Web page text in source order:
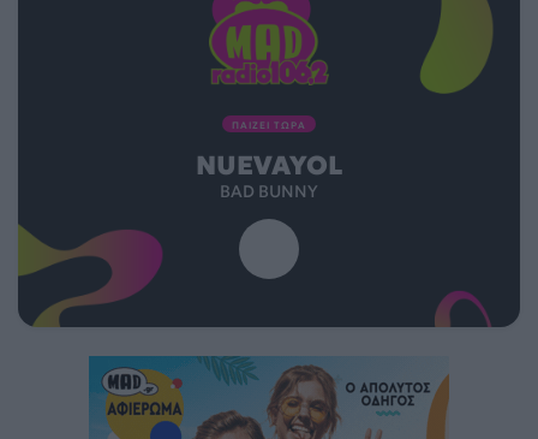
ΠΑΙΖΕΙ ΤΩΡΑ
NUEVAYOL
BAD BUNNY